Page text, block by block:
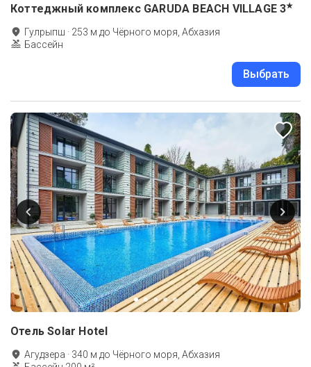
Коттеджный комплекс GARUDA BEACH VILLAGE 3★
Гулрыпш · 253 м до Чёрного моря, Абхазия
Бассейн
Выбрать
Отель Solar Hotel
Агудзера · 340 м до Чёрного моря, Абхазия